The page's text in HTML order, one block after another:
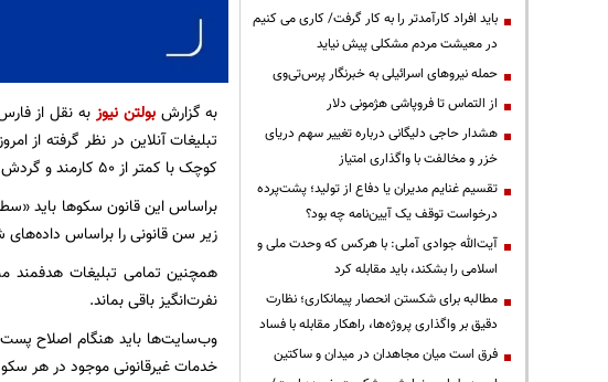
به گزارشبولتن نیوز
تبلیغات آنلاین در نظر گرفته
کوچک با کمتر از ۵۰ کارمند و گردش مالی سالانۀ زیر ۱۰ میلیون یورو از اجرای آن معاف‌اند.
براساس این قانون سکوها باید
زیر سن قانونی را براساس
همچنین تمامی تبلیغات هدفمند
نفرت‌انگیز باقی بماند.
وب‌سایت‌ها باید هنگام اصلاح پست‌ها
خدمات غیرقانونی موجود در هر سکو
باید افراد کارآمدتر را به کار گرفت/ کاری می کنیم
در معیشت مردم مشکلی پیش نیاید
حمله نیروهای اسرائیلی به خبرنگار پرس‌تی‌وی
از التماس تا فروپاشی هژمونی دلار
هشدار حاجی دلیگانی درباره تغییر سهم دریای
خزر و مخالفت با واگذاری امتیاز
تقسیم غنایم مدیران یا دفاع از تولید؛ پشت‌پرده
درخواست توقف یک آیین‌نامه چه بود؟
آیت‌الله جوادی آملی: با هرکس که وحدت ملی و
اسلامی را بشکند، باید مقابله کرد
مطالبه برای شکستن انحصار پیمانکاری؛ نظارت
دقیق بر واگذاری پروژه‌ها، راهکار مقابله با فساد
فرق است میان مجاهدان در میدان و ساکتین